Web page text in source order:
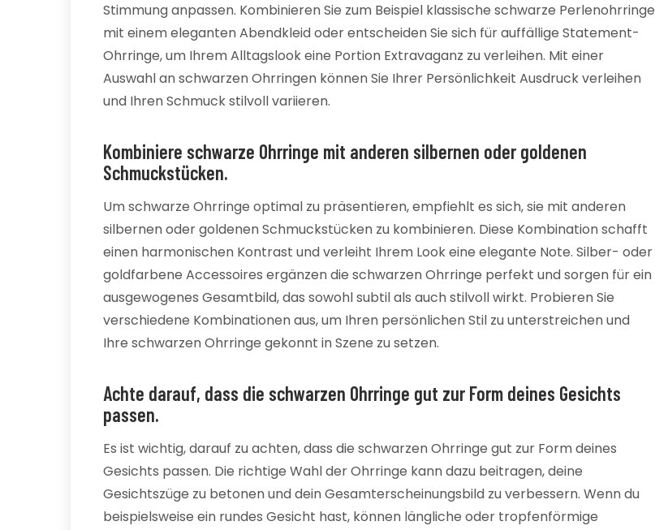
Stimmung anpassen. Kombinieren Sie zum Beispiel klassische schwarze Perlenohrringe
mit einem eleganten Abendkleid oder entscheiden Sie sich für auffällige Statement-
Ohrringe, um Ihrem Alltagslook eine Portion Extravaganz zu verleihen. Mit einer
Auswahl an schwarzen Ohrringen können Sie Ihrer Persönlichkeit Ausdruck verleihen
und Ihren Schmuck stilvoll variieren.
Kombiniere schwarze Ohrringe mit anderen silbernen oder goldenen
Schmuckstücken.
Um schwarze Ohrringe optimal zu präsentieren, empfiehlt es sich, sie mit anderen
silbernen oder goldenen Schmuckstücken zu kombinieren. Diese Kombination schafft
einen harmonischen Kontrast und verleiht Ihrem Look eine elegante Note. Silber- oder
goldfarbene Accessoires ergänzen die schwarzen Ohrringe perfekt und sorgen für ein
ausgewogenes Gesamtbild, das sowohl subtil als auch stilvoll wirkt. Probieren Sie
verschiedene Kombinationen aus, um Ihren persönlichen Stil zu unterstreichen und
Ihre schwarzen Ohrringe gekonnt in Szene zu setzen.
Achte darauf, dass die schwarzen Ohrringe gut zur Form deines Gesichts
passen.
Es ist wichtig, darauf zu achten, dass die schwarzen Ohrringe gut zur Form deines
Gesichts passen. Die richtige Wahl der Ohrringe kann dazu beitragen, deine
Gesichtszüge zu betonen und dein Gesamterscheinungsbild zu verbessern. Wenn du
beispielsweise ein rundes Gesicht hast, können längliche oder tropfenförmige